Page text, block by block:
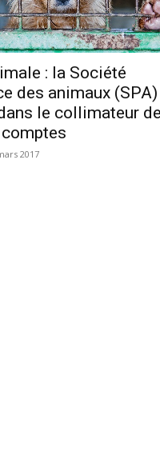
: la Société
des animaux (SPA)
le collimateur
2017